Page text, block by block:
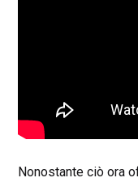
Nonostante ciò ora